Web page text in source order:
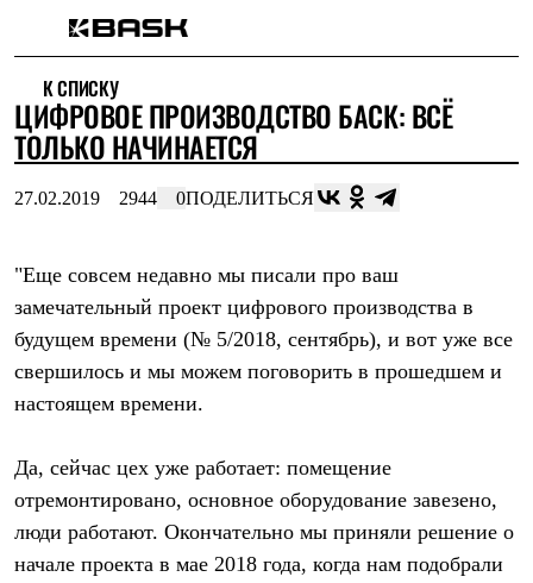
Интернет-магазин
Мужская одежда
Утепленная пухом
Куртки
Жилеты
Куртки
Штормовая одежда
Куртки
Софтшелл одежда
Куртки
Куртки
Брюки
Термобелье
Теплое термобелье
К СПИСКУ
ЦИФРОВОЕ ПРОИЗВОДСТВО БАСК: ВСЁ
ТОЛЬКО НАЧИНАЕТСЯ
27.02.2019 2944 0ПОДЕЛИТЬСЯ
"Еще совсем недавно мы писали про ваш
замечательный проект цифрового производства в
будущем времени (№ 5/2018, сентябрь), и вот уже все
свершилось и мы можем поговорить в прошедшем и
настоящем времени.
Да, сейчас цех уже работает: помещение
отремонтировано, основное оборудование завезено,
люди работают. Окончательно мы приняли решение о
начале проекта в мае 2018 года, когда нам подобрали